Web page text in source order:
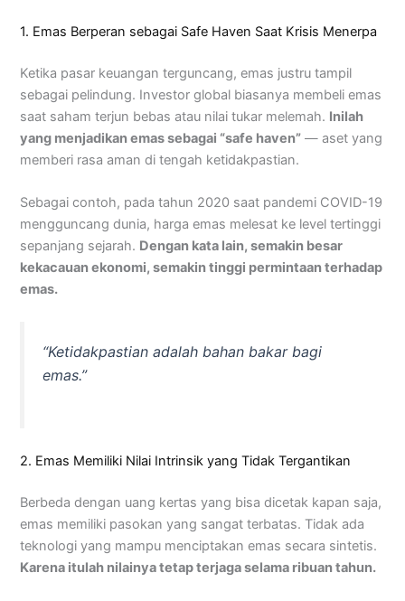
1. Emas Berperan sebagai Safe Haven Saat Krisis Menerpa
Ketika pasar keuangan terguncang, emas justru tampil
sebagai pelindung. Investor global biasanya membeli emas
saat saham terjun bebas atau nilai tukar melemah. Inilah
yang menjadikan emas sebagai “safe haven” — aset yang
memberi rasa aman di tengah ketidakpastian.
Sebagai contoh, pada tahun 2020 saat pandemi COVID-19
mengguncang dunia, harga emas melesat ke level tertinggi
sepanjang sejarah. Dengan kata lain, semakin besar
kekacauan ekonomi, semakin tinggi permintaan terhadap
emas.
“Ketidakpastian adalah bahan bakar bagi
emas.”
2. Emas Memiliki Nilai Intrinsik yang Tidak Tergantikan
Berbeda dengan uang kertas yang bisa dicetak kapan saja,
emas memiliki pasokan yang sangat terbatas. Tidak ada
teknologi yang mampu menciptakan emas secara sintetis.
Karena itulah nilainya tetap terjaga selama ribuan tahun.